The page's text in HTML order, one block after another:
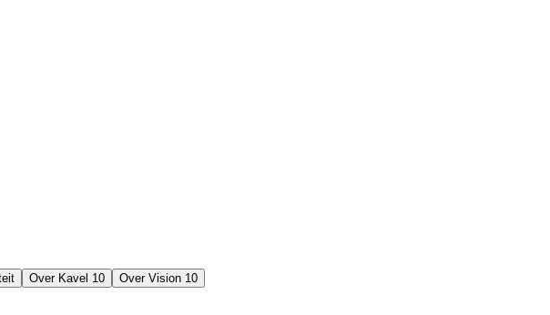
Over Kavel 10 Over Vision 10